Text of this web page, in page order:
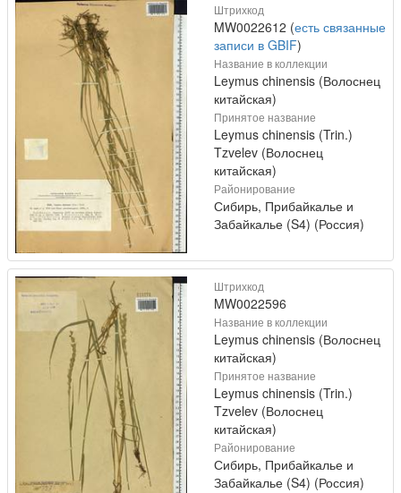
Штрихкод
MW0022612 (есть связанные
записи в GBIF)
Название в коллекции
Leymus chinensis (Волоснец
китайская)
Принятое название
Leymus chinensis (Trin.)
Tzvelev (Волоснец
китайская)
Районирование
Сибирь, Прибайкалье и
Забайкалье (S4) (Россия)
Штрихкод
MW0022596
Название в коллекции
Leymus chinensis (Волоснец
китайская)
Принятое название
Leymus chinensis (Trin.)
Tzvelev (Волоснец
китайская)
Районирование
Сибирь, Прибайкалье и
Забайкалье (S4) (Россия)